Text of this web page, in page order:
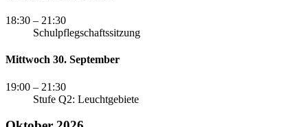
18:30 – 21:30
Schulpflegschaftssitzung
Mittwoch 30. September
19:00 – 21:30
Stufe Q2: Leuchtgebiete